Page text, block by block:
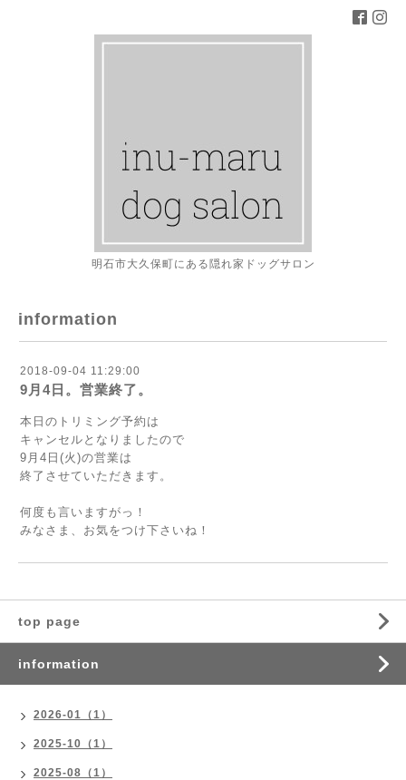
明石市大久保町にある隠れ家ドッグサロン
information
2018-09-04 11:29:00
9月4日。営業終了。
本日のトリミング予約は
キャンセルとなりましたので
9月4日(火)の営業は
終了させていただきます。
何度も言いますがっ！
みなさま、お気をつけ下さいね！
top page
information
2026-01（1）
2025-10（1）
2025-08（1）